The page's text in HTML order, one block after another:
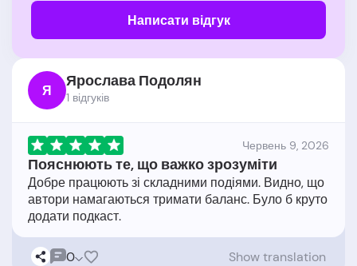
Написати відгук
Я Ярослава Подолян
1 відгукiв
Червень 9, 2026
Пояснюють те, що важко зрозуміти
Добре працюють зі складними подіями. Видно, що
автори намагаються тримати баланс. Було б круто
0 Show translation